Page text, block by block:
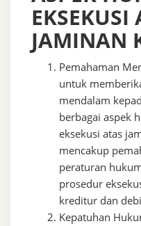
EKSEKUSI
JAMINAN
Pemahaman
untuk
mendalam
berbagai aspek
eksekusi atas
mencakup
peraturan
prosedur
kreditur dan
Kepatuhan